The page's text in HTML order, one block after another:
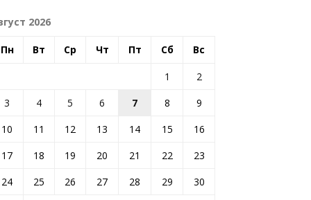
2026
Пн Вт Ср Чт Пт Сб Вс
1
2
3
4 5 6 7 8
9
10
11 12 13 14 15
16
17
18 19 20 21 22
23
24
25 26 27 28 29
30